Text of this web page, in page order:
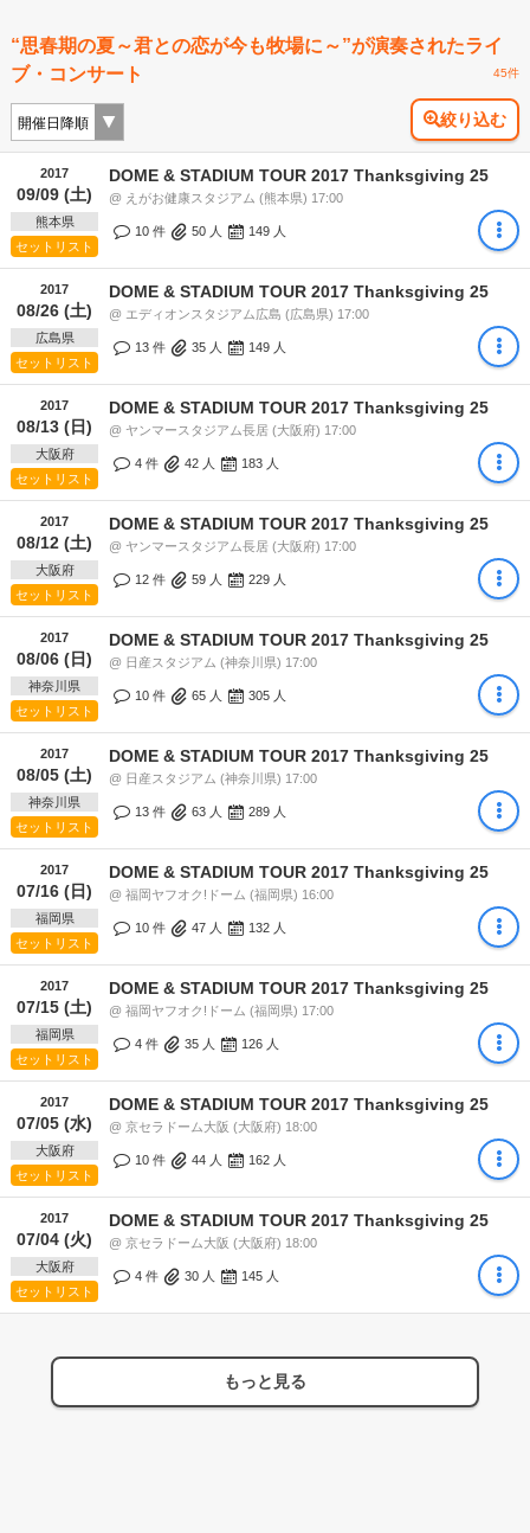
“思春期の夏～君との恋が今も牧場に～”が演奏されたライ
ブ・コンサート
45件
絞り込む
2017
09/09 (土)
熊本県
セットリスト
DOME & STADIUM TOUR 2017 Thanksgiving 25
@ えがお健康スタジアム (熊本県) 17:00
10 件 50 人 149 人
2017
08/26 (土)
広島県
セットリスト
DOME & STADIUM TOUR 2017 Thanksgiving 25
@ エディオンスタジアム広島 (広島県) 17:00
13 件 35 人 149 人
2017
08/13 (日)
大阪府
セットリスト
DOME & STADIUM TOUR 2017 Thanksgiving 25
@ ヤンマースタジアム長居 (大阪府) 17:00
4 件 42 人 183 人
2017
08/12 (土)
大阪府
セットリスト
DOME & STADIUM TOUR 2017 Thanksgiving 25
@ ヤンマースタジアム長居 (大阪府) 17:00
12 件 59 人 229 人
2017
08/06 (日)
神奈川県
セットリスト
DOME & STADIUM TOUR 2017 Thanksgiving 25
@ 日産スタジアム (神奈川県) 17:00
10 件 65 人 305 人
2017
08/05 (土)
神奈川県
セットリスト
DOME & STADIUM TOUR 2017 Thanksgiving 25
@ 日産スタジアム (神奈川県) 17:00
13 件 63 人 289 人
2017
07/16 (日)
福岡県
セットリスト
DOME & STADIUM TOUR 2017 Thanksgiving 25
@ 福岡ヤフオク!ドーム (福岡県) 16:00
10 件 47 人 132 人
2017
07/15 (土)
福岡県
セットリスト
DOME & STADIUM TOUR 2017 Thanksgiving 25
@ 福岡ヤフオク!ドーム (福岡県) 17:00
4 件 35 人 126 人
2017
07/05 (水)
大阪府
セットリスト
DOME & STADIUM TOUR 2017 Thanksgiving 25
@ 京セラドーム大阪 (大阪府) 18:00
10 件 44 人 162 人
2017
07/04 (火)
大阪府
セットリスト
DOME & STADIUM TOUR 2017 Thanksgiving 25
@ 京セラドーム大阪 (大阪府) 18:00
4 件 30 人 145 人
もっと見る